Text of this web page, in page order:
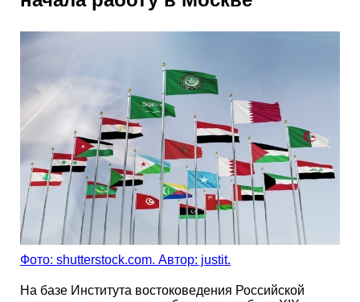
Фото: shutterstock.com. Автор: justit.
На базе Института востоковедения Российской